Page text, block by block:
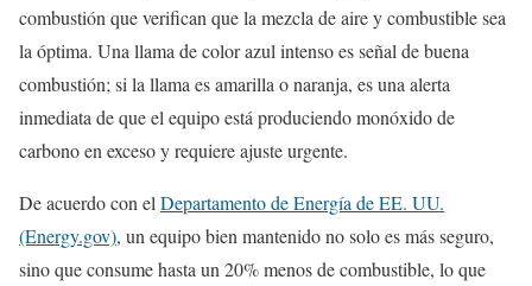
combustión que verifican que la mezcla de aire y combustible sea
la óptima. Una llama de color azul intenso es señal de buena
combustión; si la llama es amarilla o naranja, es una alerta
inmediata de que el equipo está produciendo monóxido de
carbono en exceso y requiere ajuste urgente.
De acuerdo con el Departamento de Energía de EE. UU.
(Energy.gov), un equipo bien mantenido no solo es más seguro,
sino que consume hasta un 20% menos de combustible, lo que